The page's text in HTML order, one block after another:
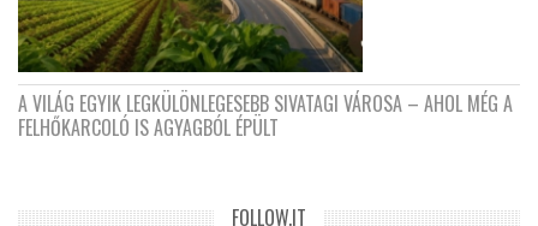
A VILÁG EGYIK LEGKÜLÖNLEGESEBB SIVATAGI VÁROSA – AHOL MÉG A
FELHŐKARCOLÓ IS AGYAGBÓL ÉPÜLT
FOLLOW.IT